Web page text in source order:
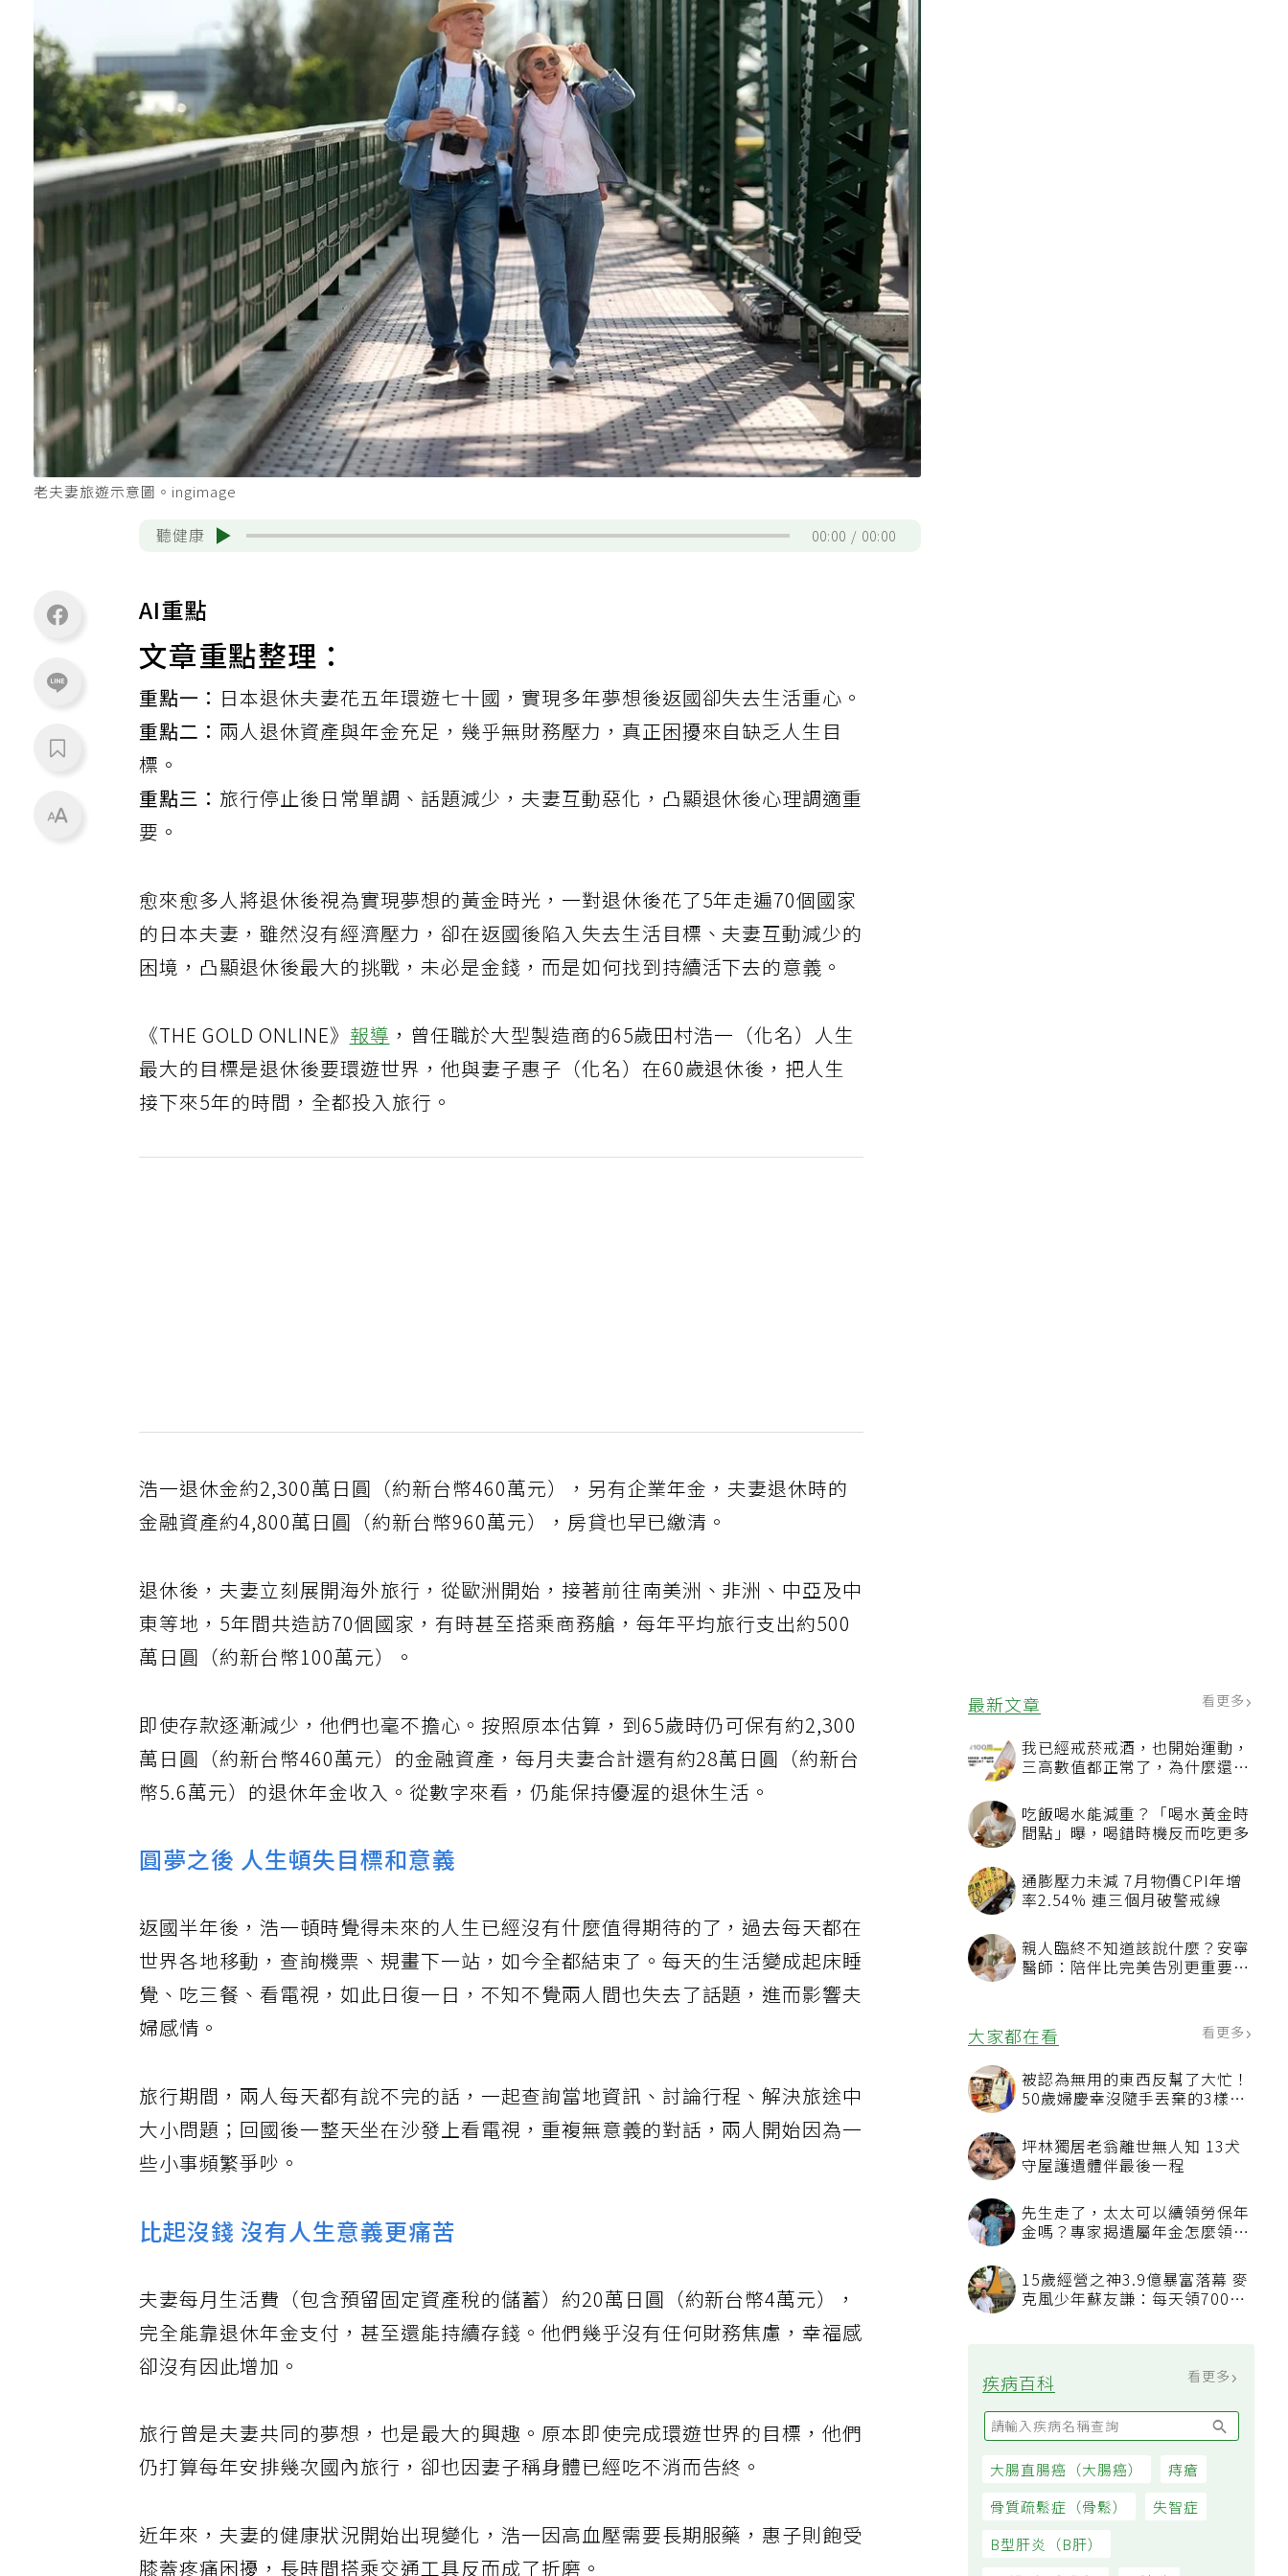
最新文章 看更多
我已經戒菸戒酒，也開始運動，
三高數值都正常了，為什麼還不
吃飯喝水能減重？「喝水黃金時
間點」曝，喝錯時機反而吃更多
通膨壓力未減 7月物價CPI年增
率2.54% 連三個月破警戒線
親人臨終不知道該說什麼？安寧
醫師：陪伴比完美告別更重要，
大家都在看
被認為無用的東西反幫了大忙！
50歲婦慶幸沒隨手丟棄的3樣物
坪林獨居老翁離世無人知 13犬
守屋護遺體伴最後一程
先生走了，太太可以續領勞保年
看順位還要看資格
15歲經營之神3.9億暴富落幕 麥
疾病百科
老夫妻旅遊示意圖。ingimage
聽健康 00:00 00:00
AI重點
文章重點整理：
重點一： 日本退休夫妻花五年環遊七十國，實現多年夢想後返國卻失去生活重心。
重點二： 兩人退休資產與年金充足，幾乎無財務壓力，真正困擾來自缺乏人生目
標。
重點三： 旅行停止後日常單調、話題減少，夫妻互動惡化，凸顯退休後心理調適重
要。
愈來愈多人將退休後視為實現夢想的黃金時光，一對退休後花了5年走遍70個國家
的日本夫妻，雖然沒有經濟壓力，卻在返國後陷入失去生活目標、夫妻互動減少的
困境，凸顯退休後最大的挑戰，未必是金錢，而是如何找到持續活下去的意義。
《THE GOLD ONLINE》報導 ，曾任職於大型製造商的65歲田村浩一（化名）人生
最大的目標是退休後要環遊世界，他與妻子惠子（化名）在60歲退休後，把人生
接下來5年的時間，全都投入旅行。
浩一退休金約2,300萬日圓（約新台幣460萬元），另有企業年金，夫妻退休時的
金融資產約4,800萬日圓（約新台幣960萬元），房貸也早已繳清。
退休後，夫妻立刻展開海外旅行，從歐洲開始，接著前往南美洲、非洲、中亞及中
東等地，5年間共造訪70個國家，有時甚至搭乘商務艙，每年平均旅行支出約500
萬日圓（約新台幣100萬元）。
即使存款逐漸減少，他們也毫不擔心。按照原本估算，到65歲時仍可保有約2,300
萬日圓（約新台幣460萬元）的金融資產，每月夫妻合計還有約28萬日圓（約新台
幣5.6萬元）的退休年金收入。從數字來看，仍能保持優渥的退休生活。
圓夢之後 人生頓失目標和意義
返國半年後，浩一頓時覺得未來的人生已經沒有什麼值得期待的了，過去每天都在
世界各地移動，查詢機票、規畫下一站，如今全都結束了。每天的生活變成起床睡
覺、吃三餐、看電視，如此日復一日，不知不覺兩人間也失去了話題，進而影響夫
婦感情。
旅行期間，兩人每天都有說不完的話，一起查詢當地資訊、討論行程、解決旅途中
大小問題；回國後一整天坐在沙發上看電視，重複無意義的對話，兩人開始因為一
些小事頻繁爭吵。
比起沒錢 沒有人生意義更痛苦
夫妻每月生活費（包含預留固定資產稅的儲蓄）約20萬日圓（約新台幣4萬元），
完全能靠退休年金支付，甚至還能持續存錢。他們幾乎沒有任何財務焦慮，幸福感
卻沒有因此增加。
旅行曾是夫妻共同的夢想，也是最大的興趣。原本即使完成環遊世界的目標，他們
仍打算每年安排幾次國內旅行，卻也因妻子稱身體已經吃不消而告終。
近年來，夫妻的健康狀況開始出現變化，浩一因高血壓需要長期服藥，惠子則飽受